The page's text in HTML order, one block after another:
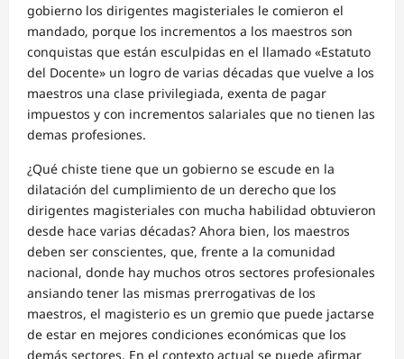
gobierno los dirigentes magisteriales le comieron el
mandado, porque los incrementos a los maestros son
conquistas que están esculpidas en el llamado «Estatuto
del Docente» un logro de varias décadas que vuelve a los
maestros una clase privilegiada, exenta de pagar
impuestos y con incrementos salariales que no tienen las
demas profesiones.
¿Qué chiste tiene que un gobierno se escude en la
dilatación del cumplimiento de un derecho que los
dirigentes magisteriales con mucha habilidad obtuvieron
desde hace varias décadas? Ahora bien, los maestros
deben ser conscientes, que, frente a la comunidad
nacional, donde hay muchos otros sectores profesionales
ansiando tener las mismas prerrogativas de los
maestros, el magisterio es un gremio que puede jactarse
de estar en mejores condiciones económicas que los
demás sectores. En el contexto actual se puede afirmar